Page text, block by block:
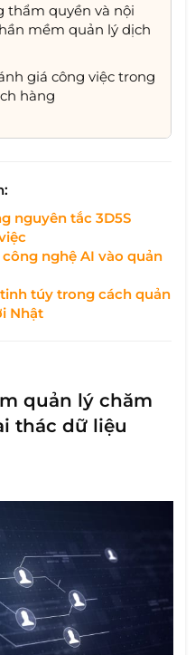
thẩm quyền và nội
mềm quản lý dịch
giá công việc trong
hàng
nguyên tắc 3D5S
nghệ AI vào quản
túy trong cách quản
Nhật
quản lý chăm
thác dữ liệu